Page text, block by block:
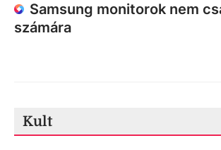
Samsung monitorok nem
számára
Kult